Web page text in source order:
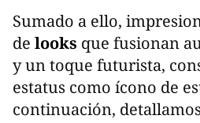
Sumado a ello,
de looks que fusionan
y un toque futurista,
estatus como ícono de
continuación,